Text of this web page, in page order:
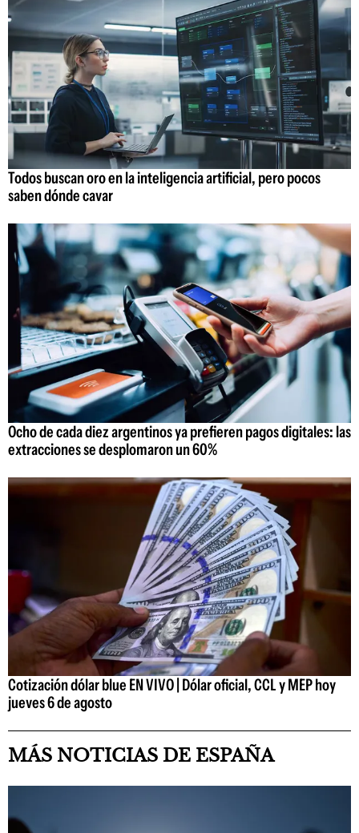
Todos buscan oro en la inteligencia artificial, pero pocos
saben dónde cavar
Ocho de cada diez argentinos ya prefieren pagos digitales: las
extracciones se desplomaron un 60%
Cotización dólar blue EN VIVO | Dólar oficial, CCL y MEP hoy
jueves 6 de agosto
MÁS NOTICIAS DE ESPAÑA